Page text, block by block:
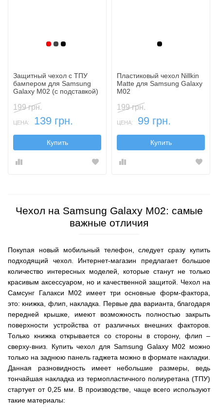
Красный
Темный
Черный
Защитный чехол с ТПУ
бампером для Samsung
Galaxy M02 (c подставкой)
199 грн.
ЦЕНА: 139 грн.
Купить
Черный
Пластиковый чехол Nillkin
Matte для Samsung Galaxy
M02
199 грн.
ЦЕНА: 99 грн.
Купить
Чехол на Samsung Galaxy M02: самые
важные отличия
Покупая новый мобильный телефон, следует сразу купить
подходящий чехол. Интернет-магазин предлагает большое
количество интересных моделей, которые станут не только
красивым аксессуаром, но и качественной защитой. Чехол на
Самсунг Галакси М02 имеет три основные форм-фактора,
это: книжка, флип, накладка. Первые два варианта, благодаря
передней крышке, имеют возможность полностью закрыть
поверхности устройства от различных внешних факторов.
Только книжка открывается со стороны в сторону, флип –
сверху-вниз. Купить чехол для Samsung Galaxy M02 можно
только на заднюю панель гаджета можно в формате накладки.
Данная разновидность имеет небольшие размеры, ведь
тончайшая накладка из термопластичного полиуретана (ТПУ)
стартует от 0,25 мм. В производстве, чаще всего используют
такие материалы: